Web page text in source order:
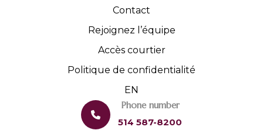
Contact
Rejoignez l’équipe
Accès courtier
Politique de confidentialité
EN
Phone number
514 587-8200